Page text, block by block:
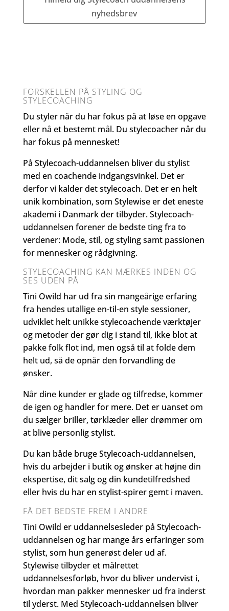
nyhedsbrev
FORSKELLEN PÅ STYLING OG
STYLECOACHING
Du styler når du har fokus på at løse en opgave
eller nå et bestemt mål. Du stylecoacher når du
har fokus på mennesket!
På Stylecoach-uddannelsen bliver du stylist
med en coachende indgangsvinkel. Det er
derfor vi kalder det stylecoach. Det er en helt
unik kombination, som Stylewise er det eneste
akademi i Danmark der tilbyder. Stylecoach-
uddannelsen forener de bedste ting fra to
verdener: Mode, stil, og styling samt passionen
for mennesker og rådgivning.
STYLECOACHING KAN MÆRKES INDEN OG
SES UDEN PÅ
Tini Owild har ud fra sin mangeårige erfaring
fra hendes utallige en-til-en style sessioner,
udviklet helt unikke stylecoachende værktøjer
og metoder der gør dig i stand til, ikke blot at
pakke folk flot ind, men også til at folde dem
helt ud, så de opnår den forvandling de
ønsker.
Når dine kunder er glade og tilfredse, kommer
de igen og handler for mere. Det er uanset om
du sælger briller, tørklæder eller drømmer om
at blive personlig stylist.
Du kan både bruge Stylecoach-uddannelsen,
hvis du arbejder i butik og ønsker at højne din
ekspertise, dit salg og din kundetilfredshed
eller hvis du har en stylist-spirer gemt i maven.
FÅ DET BEDSTE FREM I ANDRE
Tini Owild er uddannelsesleder på Stylecoach-
uddannelsen og har mange års erfaringer som
stylist, som hun generøst deler ud af.
Stylewise tilbyder et målrettet
uddannelsesforløb, hvor du bliver undervist i,
hvordan man pakker mennesker ud fra inderst
til yderst. Med Stylecoach-uddannelsen bliver